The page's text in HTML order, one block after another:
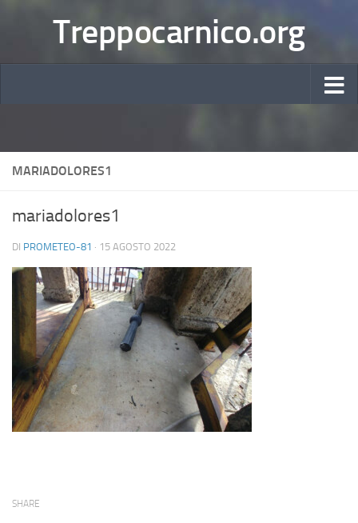
Treppocarnico.org
MARIADOLORES1
mariadolores1
DI PROMETEO-81 · 15 AGOSTO 2022
SHARE